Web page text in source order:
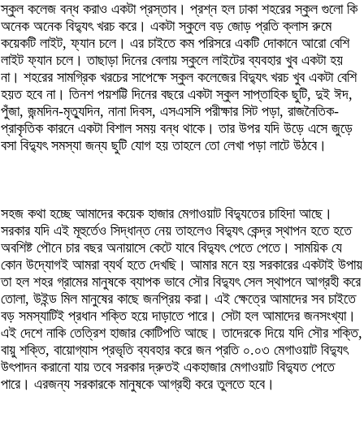
স্কুল কলেজ বন্ধ করাও একটা প্রস্তাব। প্রশ্ন হল ঢাকা শহরের স্কুল গুলো কি
অনেক অনেক বিদ্যুৎ খরচ করে। একটা স্কুলে বড় জোড় প্রতি ক্লাস রুমে
কয়েকটি লাইট, ফ্যান চলে। এর চাইতে কম পরিসরে একটি দোকানে আরো বেশি
লাইট ফ্যান চলে। তাছাড়া দিনের বেলায় স্কুলে লাইটের ব্যবহার খুব একটা হয়
না। শহরের সামগ্রিক খরচের সাপেক্ষে স্কুল কলেজের বিদ্যুৎ খরচ খুব একটা বেশি
হয়ত হবে না। তিনশ পয়শট্টি দিনের বছরে একটা স্কুল সাপ্তাহিক ছুটি, দুই ঈদ,
পুঁজা, জন্মদিন-মৃত্যুদিন, নানা দিবস, এসএসসি পরীক্ষার সিট পড়া, রাজনৈতিক-
প্রাকৃতিক কারনে একটা বিশাল সময় বন্ধ থাকে। তার উপর যদি উড়ে এসে জুড়ে
বসা বিদ্যুৎ সমস্যা জন্য ছুটি যোগ হয় তাহলে তো লেখা পড়া লাটে উঠবে।
সহজ কথা হচ্ছে আমাদের কয়েক হাজার মেগাওয়াট বিদ্যুতের চাহিদা আছে।
সরকার যদি এই মূহুর্তেও সিদ্ধান্ত নেয় তাহলেও বিদ্যুৎ কেন্দ্র স্থাপন হতে হতে
অবশিষ্ট পৌনে চার বছর অনায়াসে কেটে যাবে বিদ্যুৎ পেতে পেতে। সাময়িক যে
কোন উদ্যোগই আমরা ব্যর্থ হতে দেখছি। আমার মনে হয় সরকারের একটাই উপায়
তা হল শহর গ্রামের মানুষকে ব্যাপক ভাবে সৌর বিদ্যুৎ সেল স্থাপনে আগ্রহী করে
তোলা, উইন্ড মিল মানুষের কাছে জনপ্রিয় করা। এই ক্ষেত্রে আমাদের সব চাইতে
বড় সমস্যাটিই প্রধান শক্তি হয়ে দাড়াতে পারে। সেটা হল আমাদের জনসংখ্যা।
এই দেশে নাকি তেত্রিশ হাজার কোটিপতি আছে। তাদেরকে দিয়ে যদি সৌর শক্তি,
বায়ু শক্তি, বায়োগ্যাস প্রভৃতি ব্যবহার করে জন প্রতি ০.০৩ মেগাওয়াট বিদ্যুৎ
উৎপাদন করানো যায় তবে সরকার দ্রুতই একহাজার মেগাওয়াট বিদ্যুত পেতে
পারে। এরজন্য সরকারকে মানুষকে আগ্রহী করে তুলতে হবে।